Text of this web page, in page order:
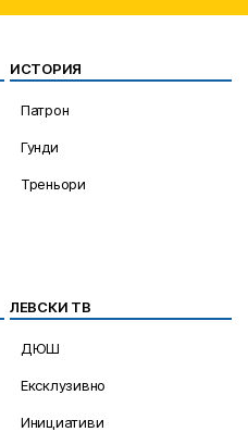
ИСТОРИЯ
Патрон
Гунди
Треньори
ЛЕВСКИ ТВ
ДЮШ
Ексклузивно
Инициативи